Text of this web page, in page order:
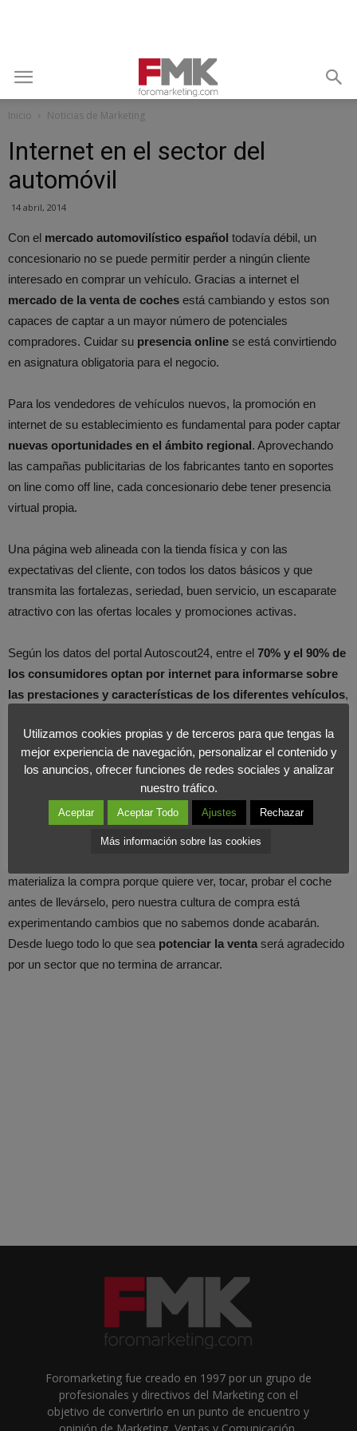
Inicio Noticias de Marketing
Internet en el sector del
automóvil
14 abril, 2014
Con el mercado automovilístico español todavía débil, un
concesionario no se puede permitir perder a ningún cliente
interesado en comprar un vehículo. Gracias a internet el
mercado de la venta de coches está cambiando y estos son
capaces de captar a un mayor número de potenciales
compradores. Cuidar su presencia online se está convirtiendo
en asignatura obligatoria para el negocio.
Para los vendedores de vehículos nuevos, la promoción en
internet de su establecimiento es fundamental para poder captar
nuevas oportunidades en el ámbito regional. Aprovechando
las campañas publicitarias de los fabricantes tanto en soportes
on line como off line, cada concesionario debe tener presencia
virtual propia.
Una página web alineada con la tienda física y con las
expectativas del cliente, con todos los datos básicos y que
transmita las fortalezas, seriedad, buen servicio, un escaparate
atractivo con las ofertas locales y promociones activas.
Según los datos del portal Autoscout24, entre el 70% y el 90% de
los consumidores optan por internet para informarse sobre
las prestaciones y características de los diferentes vehículos,
Posicionarse en las páginas webs que aglutinan tráfico de
búsquedas sobre estos temas, comparadores y demás
herramientas generales es una prioridad.
Los avances de la tecnología, puede queno reemplacen a corto
plazo a la tienda física, ya que por el momento el canal online
materializa la compra porque quiere ver, tocar, probar el coche
antes de llevárselo, pero nuestra cultura de compra está
experimentando cambios que no sabemos donde acabarán.
Desde luego todo lo que sea potenciar la venta será agradecido
por un sector que no termina de arrancar.
Foromarketing fue creado en 1997 por un grupo de
profesionales y directivos del Marketing con el
objetivo de convertirlo en un punto de encuentro y
Utilizamos cookies propias y de terceros para que tengas la
mejor experiencia de navegación, personalizar el contenido y
los anuncios, ofrecer funciones de redes sociales y analizar
nuestro tráfico.
Aceptar Aceptar Todo Ajustes Rechazar
Más información sobre las cookies